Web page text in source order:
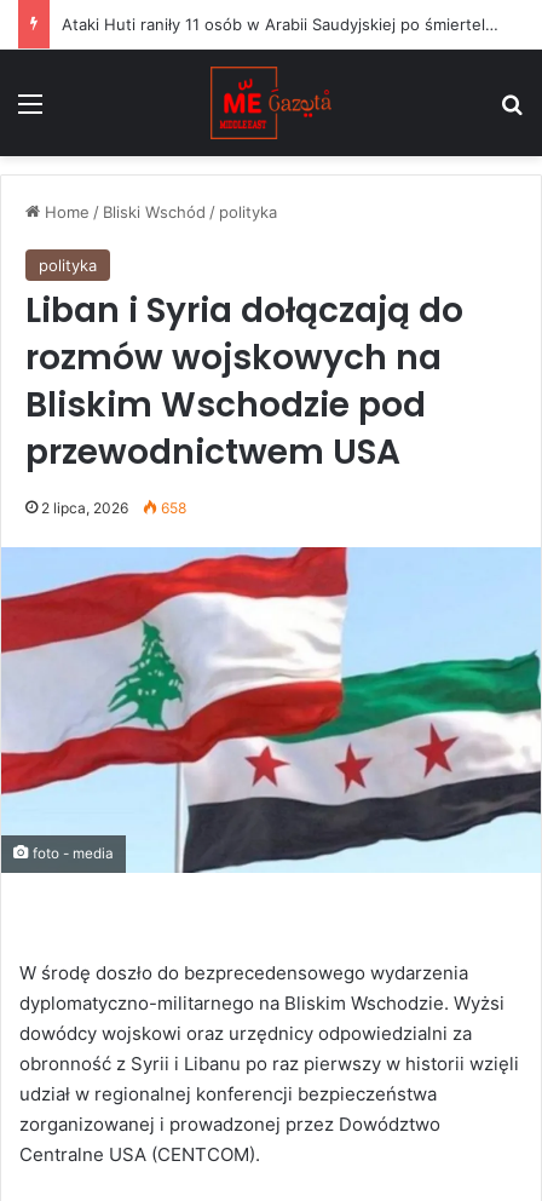
Ataki Huti raniły 11 osób w Arabii Saudyjskiej po śmiertelnym uderzeniu na wojska Jemenu
Home / Bliski Wschód / polityka
polityka
Liban i Syria dołączają do
rozmów wojskowych na
Bliskim Wschodzie pod
przewodnictwem USA
2 lipca, 2026 658
foto - media
W środę doszło do bezprecedensowego wydarzenia
dyplomatyczno-militarnego na Bliskim Wschodzie. Wyżsi
dowódcy wojskowi oraz urzędnicy odpowiedzialni za
obronność z Syrii i Libanu po raz pierwszy w historii wzięli
udział w regionalnej konferencji bezpieczeństwa
zorganizowanej i prowadzonej przez Dowództwo
Centralne USA (CENTCOM).